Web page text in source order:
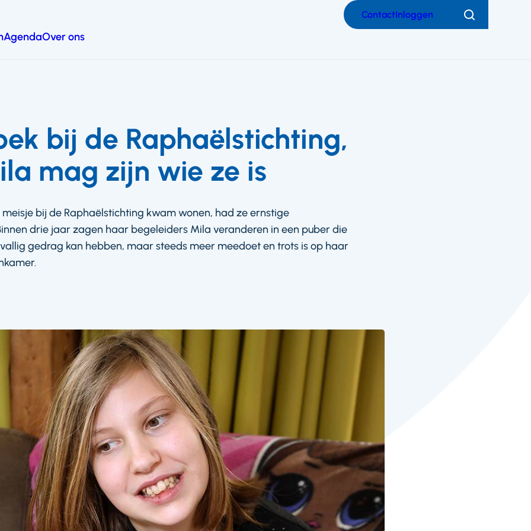
AgendaOver ons
ContactInloggen Zoeken
bij de Raphaëlstichting,
mag zijn wie ze is
bij de Raphaëlstichting kwam wonen, had ze ernstige
drie jaar zagen haar begeleiders Mila veranderen in een puber die
gedrag kan hebben, maar steeds meer meedoet en trots is op haar